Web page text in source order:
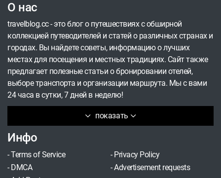
О нас
показать
travelblog.cc - это блог о путешествиях с обширной
коллекцией путеводителей и статей о различных странах и
городах. Вы найдете советы, информацию о лучших
местах для посещения и местных традициях. Сайт также
предлагает полезные статьи о бронировании отелей,
выборе транспорта и организации маршрута. Мы с вами
24 часа в сутки, 7 дней в неделю!
Инфо
-Terms of Service - Privacy Policy
- DMCA -Advertisement requests